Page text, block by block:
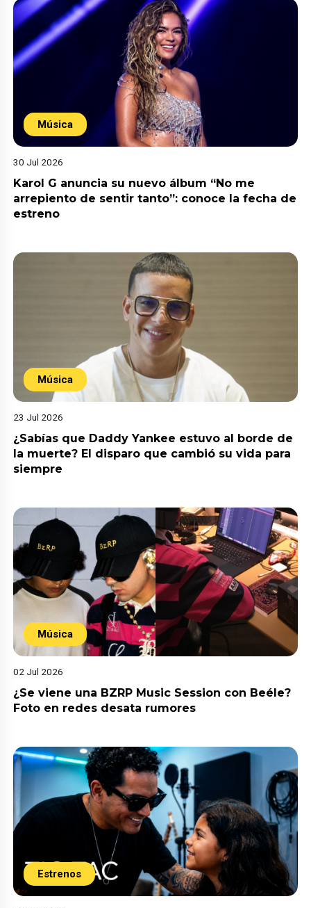
Música
30 Jul 2026
Karol G anuncia su nuevo álbum “No me
arrepiento de sentir tanto”: conoce la fecha de
estreno
Música
23 Jul 2026
¿Sabías que Daddy Yankee estuvo al borde de
la muerte? El disparo que cambió su vida para
siempre
Música
02 Jul 2026
¿Se viene una BZRP Music Session con Beéle?
Foto en redes desata rumores
Estrenos